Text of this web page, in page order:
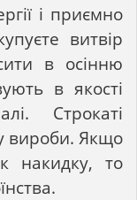
і приємно
витвір
в осінню
в якості
Строкаті
вироби. Якщо
накидку, то